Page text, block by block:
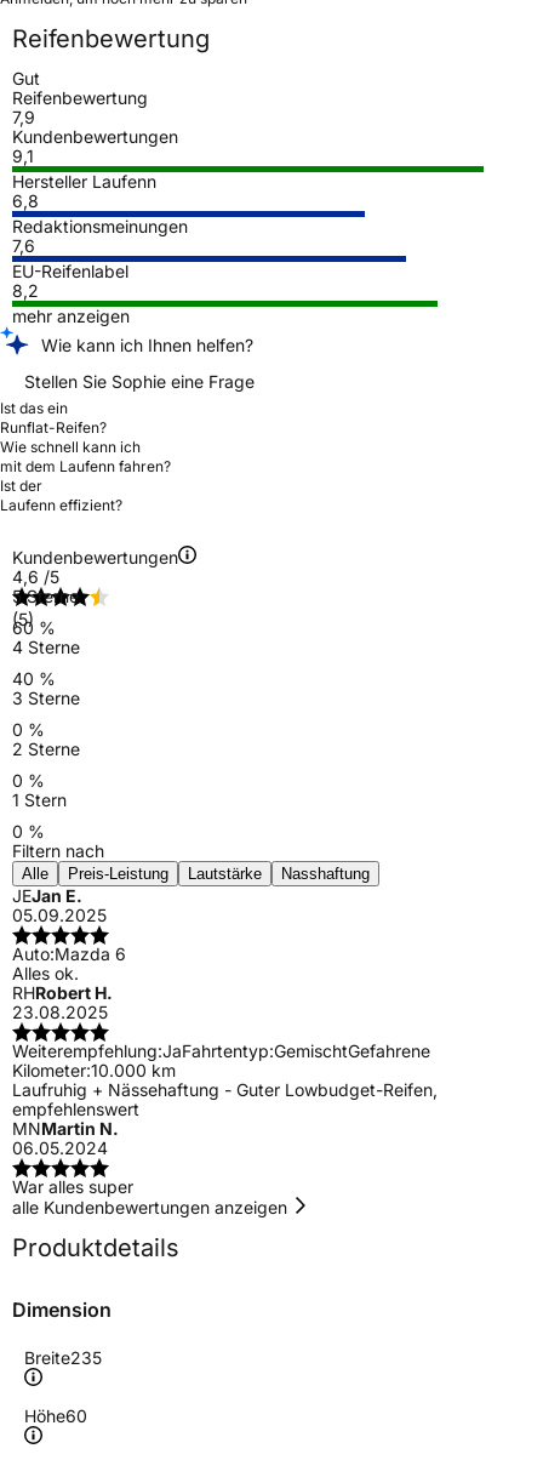
Reifenbewertung
Gut
Reifenbewertung
7,9
Kundenbewertungen
9,1
Hersteller Laufenn
6,8
Redaktionsmeinungen
7,6
EU-Reifenlabel
8,2
mehr anzeigen
Wie kann ich Ihnen helfen?
Stellen Sie Sophie eine Frage
Ist das ein
Runflat-Reifen?
Wie schnell kann ich
mit dem Laufenn fahren?
Ist der
Laufenn effizient?
Kundenbewertungen
4,6 /5
(5)
5 Sterne
60 %
4 Sterne
40 %
3 Sterne
0 %
2 Sterne
0 %
1 Stern
0 %
Filtern nach
Alle Preis-Leistung Lautstärke Nasshaftung
JEJan E.
05.09.2025
Auto:Mazda 6
Alles ok.
RHRobert H.
23.08.2025
Weiterempfehlung:JaFahrtentyp:GemischtGefahrene
Kilometer:10.000 km
Laufruhig + Nässehaftung - Guter Lowbudget-Reifen,
empfehlenswert
MNMartin N.
06.05.2024
War alles super
alle Kundenbewertungen anzeigen
Produktdetails
Dimension
Breite235
Höhe60